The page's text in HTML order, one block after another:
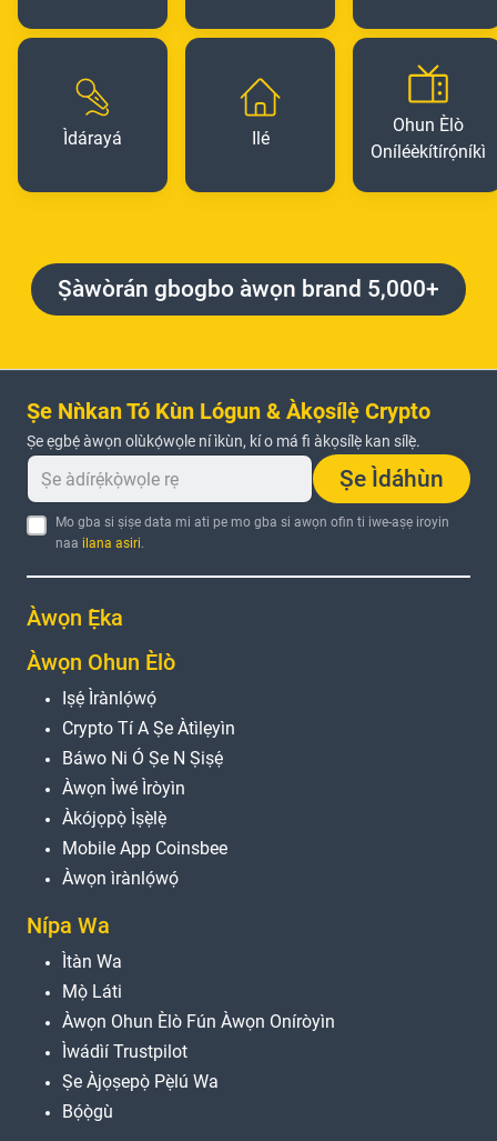
Ìdárayá Ilé
Ohun Èlò
Oníléèkítírọ́níkì
Ṣàwòrán gbogbo àwọn brand 5,000+
Ṣe Nǹkan Tó Kùn Lógun & Àkọsílẹ̀ Crypto
Ṣe ẹgbẹ́ àwọn olùkọ́wọle ní ìkùn, kí o má fi àkọsílẹ̀ kan sílẹ̀.
Ṣe Ìdáhùn
Mo gba si ṣiṣe data mi ati pe mo gba si awọn ofin ti iwe-aṣẹ iroyin
naa ilana asiri.
Àwọn Ẹ̀ka
Àwọn Ohun Èlò
Iṣẹ́ Ìrànlọ́wọ́
Crypto Tí A Ṣe Àtìlẹyìn
Báwo Ni Ó Ṣe N Ṣiṣẹ́
Àwọn Ìwé Ìròyìn
Àkójọpọ̀ Ìṣẹ̀lẹ̀
Mobile App Coinsbee
Àwọn ìrànlọ́wọ́
Nípa Wa
Ìtàn Wa
Mọ̀ Láti
Àwọn Ohun Èlò Fún Àwọn Oníròyìn
Ìwádìí Trustpilot
Ṣe Àjọṣepọ̀ Pẹ̀lú Wa
Bọ́ọ̀gù